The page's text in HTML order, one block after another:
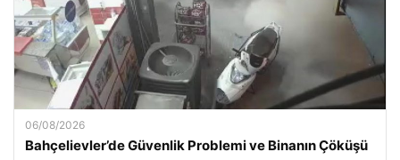
06/08/2026
Bahçelievler’de Güvenlik Problemi ve Binanın Çöküşü